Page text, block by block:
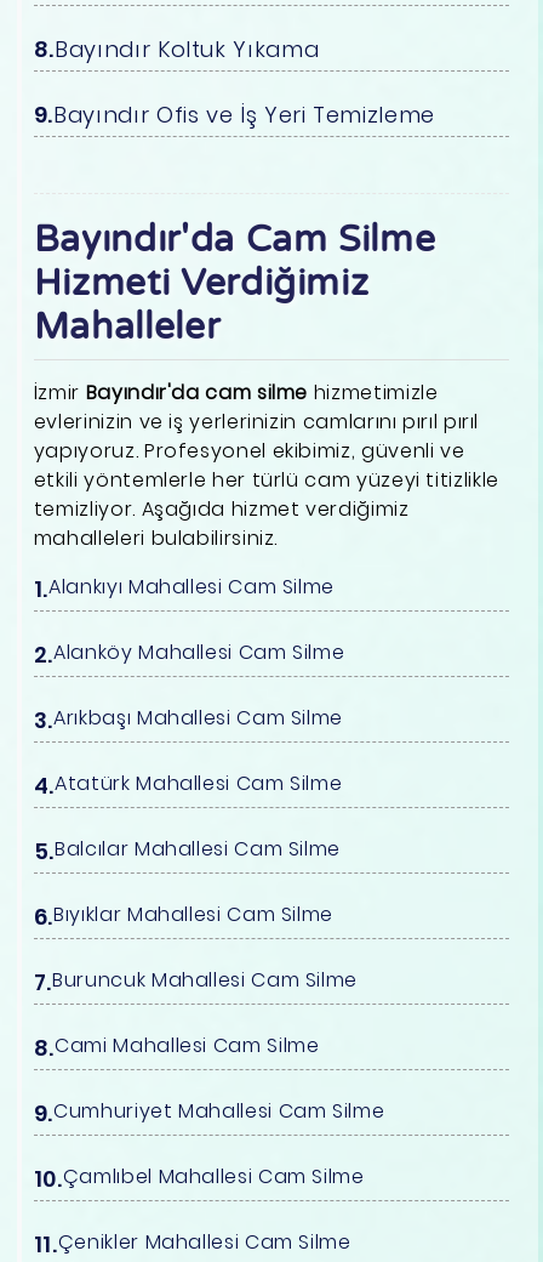
Bayındır Koltuk Yıkama
Bayındır Ofis ve İş Yeri Temizleme
Bayındır'da Cam Silme
Hizmeti Verdiğimiz
Mahalleler
İzmir Bayındır'da cam silme hizmetimizle
evlerinizin ve iş yerlerinizin camlarını pırıl pırıl
yapıyoruz. Profesyonel ekibimiz, güvenli ve
etkili yöntemlerle her türlü cam yüzeyi titizlikle
temizliyor. Aşağıda hizmet verdiğimiz
mahalleleri bulabilirsiniz.
Alankıyı Mahallesi Cam Silme
Alanköy Mahallesi Cam Silme
Arıkbaşı Mahallesi Cam Silme
Atatürk Mahallesi Cam Silme
Balcılar Mahallesi Cam Silme
Bıyıklar Mahallesi Cam Silme
Buruncuk Mahallesi Cam Silme
Cami Mahallesi Cam Silme
Cumhuriyet Mahallesi Cam Silme
Çamlıbel Mahallesi Cam Silme
Çenikler Mahallesi Cam Silme